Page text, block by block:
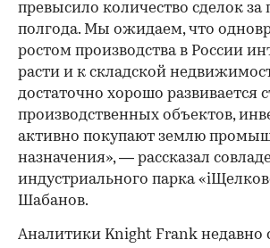
00:00 / 00:00
превысило количество сделок за
полгода. Мы ожидаем, что
ростом производства в России
расти и к складской
достаточно хорошо развивается
производственных объектов,
активно покупают землю
назначения», — рассказал
индустриального парка
Шабанов.
Аналитики Knight Frank недавно